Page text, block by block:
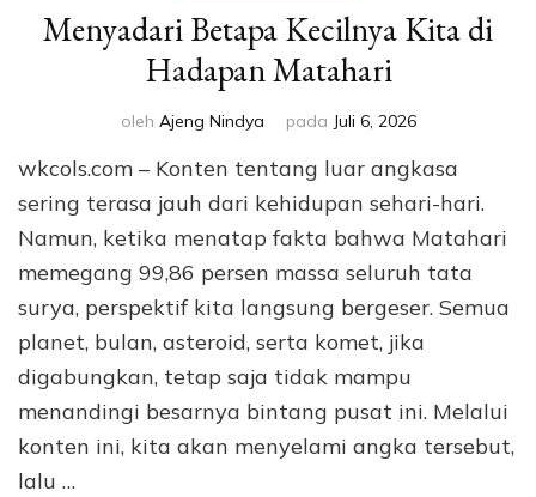
Menyadari Betapa Kecilnya Kita di
Hadapan Matahari
oleh Ajeng Nindya pada Juli 6, 2026
wkcols.com – Konten tentang luar angkasa
sering terasa jauh dari kehidupan sehari-hari.
Namun, ketika menatap fakta bahwa Matahari
memegang 99,86 persen massa seluruh tata
surya, perspektif kita langsung bergeser. Semua
planet, bulan, asteroid, serta komet, jika
digabungkan, tetap saja tidak mampu
menandingi besarnya bintang pusat ini. Melalui
konten ini, kita akan menyelami angka tersebut,
lalu …